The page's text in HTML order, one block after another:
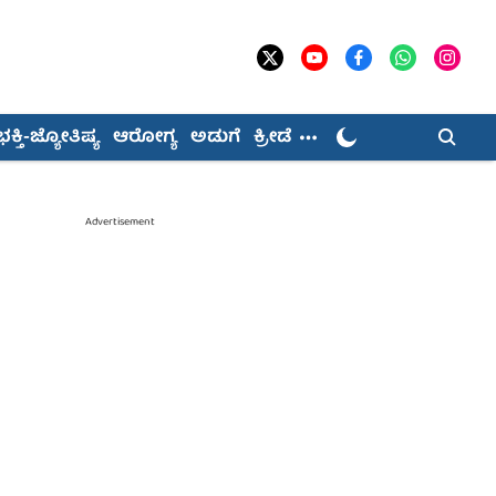
ಜ್ಯೋತಿಷ್ಯ ಆರೋಗ್ಯ ಅಡುಗೆ ಕ್ರೀಡೆ
Advertisement